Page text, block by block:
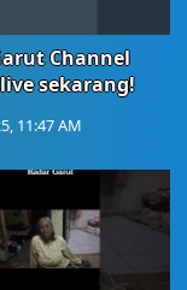
Channel
sekarang!
11:47 AM